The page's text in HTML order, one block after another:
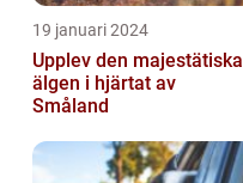
19 januari 2024
Upplev den majestätiska
älgen i hjärtat av
Småland